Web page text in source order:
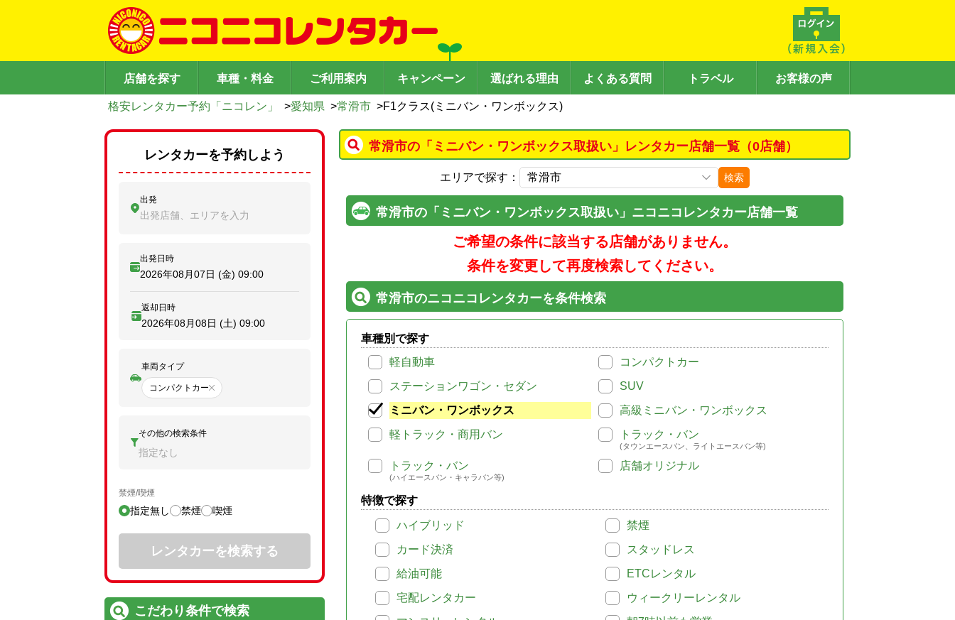
店舗を探す 車種・料金 ご利用案内 キャンペーン 選ばれる理由 よくある質問 トラベル お客様の声
格安レンタカー予約「ニコレン」 >愛知県 >常滑市 >F1クラス(ミニバン・ワンボックス)
常滑市の「ミニバン・ワンボックス取扱い」レンタカー店舗一覧（0店舗）
エリアで探す： 検索
常滑市の「ミニバン・ワンボックス取扱い」ニコニコレンタカー店舗一覧
ご希望の条件に該当する店舗がありません。
条件を変更して再度検索してください。
常滑市のニコニコレンタカーを条件検索
車種別で探す
軽自動車
コンパクトカー
ステーションワゴン・セダン
SUV
ミニバン・ワンボックス
高級ミニバン・ワンボックス
軽トラック・商用バン
トラック・バン
(タウンエースバン、ライトエースバン等)
トラック・バン
(ハイエースバン・キャラバン等)
店舗オリジナル
特徴で探す
ハイブリッド
禁煙
カード決済
スタッドレス
給油可能
ETCレンタル
宅配レンタカー
ウィークリーレンタル
レンタカーを予約しよう
出発
出発店舗、エリアを入力
出発日時
2026年08月07日 (金) 09:00
返却日時
2026年08月08日 (土) 09:00
車両タイプ
コンパクトカー
その他の検索条件
指定なし
禁煙/喫煙
指定無し 禁煙 喫煙
レンタカーを検索する
こだわり条件で検索